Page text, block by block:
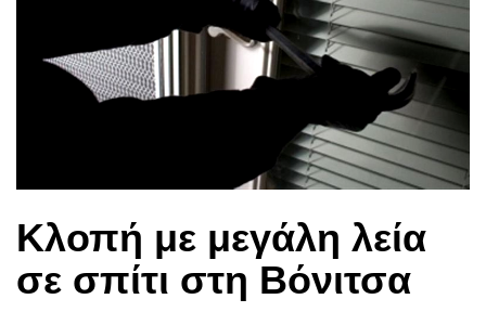
Κλοπή με μεγάλη λεία
σε σπίτι στη Βόνιτσα